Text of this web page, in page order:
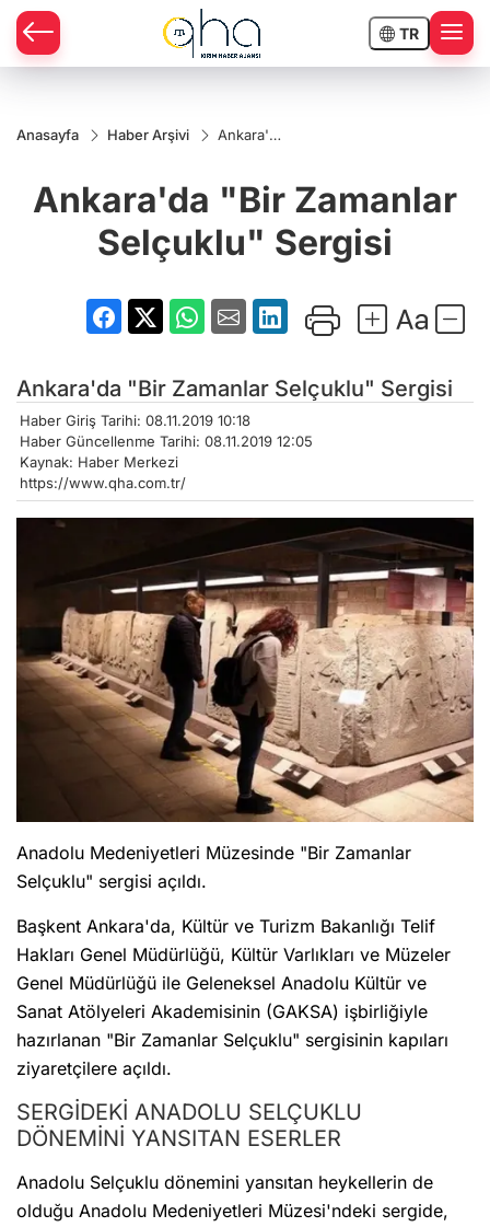
TR
Anasayfa Haber Arşivi
Ankara'da
Selçuklu"
Sergisi
Ankara'da "Bir Zamanlar
Selçuklu" Sergisi
Ankara'da "Bir Zamanlar Selçuklu" Sergisi
Haber Giriş Tarihi: 08.11.2019 10:18
Haber Güncellenme Tarihi: 08.11.2019 12:05
Kaynak: Haber Merkezi
https://www.qha.com.tr/
Anadolu Medeniyetleri Müzesinde "Bir Zamanlar
Selçuklu" sergisi açıldı.
Başkent Ankara'da, Kültür ve Turizm Bakanlığı Telif
Hakları Genel Müdürlüğü, Kültür Varlıkları ve Müzeler
Genel Müdürlüğü ile Geleneksel Anadolu Kültür ve
Sanat Atölyeleri Akademisinin (GAKSA) işbirliğiyle
hazırlanan "Bir Zamanlar Selçuklu" sergisinin kapıları
ziyaretçilere açıldı.
SERGİDEKİ ANADOLU SELÇUKLU
DÖNEMİNİ YANSITAN ESERLER
Anadolu Selçuklu dönemini yansıtan heykellerin de
olduğu Anadolu Medeniyetleri Müzesi'ndeki sergide,